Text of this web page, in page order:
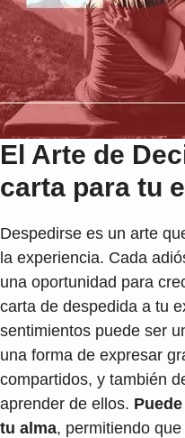
El Arte de
carta para tu
Despedirse es un arte
la experiencia. Cada
una oportunidad para
carta de despedida a tu
sentimientos puede ser
una forma de expresar
compartidos, y también
aprender de ellos.
tu alma, permitiendo